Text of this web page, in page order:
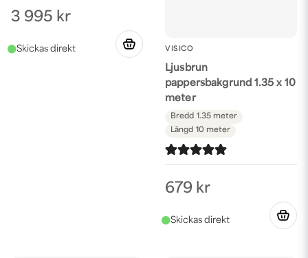
3 995 kr
VISICO
Ljusbrun
pappersbakgrund 1.35 x 10
meter
Bredd 1.35 meter
Längd 10 meter
679 kr